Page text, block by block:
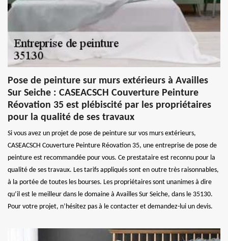
Pose de peinture sur murs extérieurs à Availles
Sur Seiche : CASEACSCH Couverture Peinture
Réovation 35 est plébiscité par les propriétaires
pour la qualité de ses travaux
Si vous avez un projet de pose de peinture sur vos murs extérieurs,
CASEACSCH Couverture Peinture Réovation 35, une entreprise de pose de
peinture est recommandée pour vous. Ce prestataire est reconnu pour la
qualité de ses travaux. Les tarifs appliqués sont en outre très raisonnables,
à la portée de toutes les bourses. Les propriétaires sont unanimes à dire
qu’il est le meilleur dans le domaine à Availles Sur Seiche, dans le 35130.
Pour votre projet, n’hésitez pas à le contacter et demandez-lui un devis.